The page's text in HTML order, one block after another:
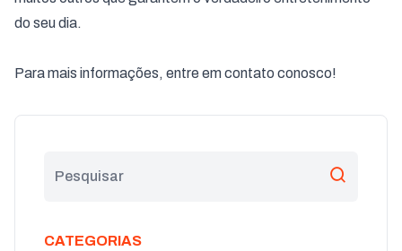
do seu dia.
Para mais informações, entre em contato conosco!
CATEGORIAS